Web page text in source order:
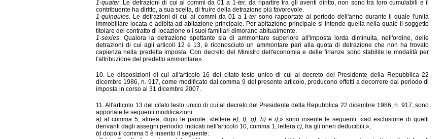
1-quater. Le detrazioni di cui ai commi da 01 a 1-ter, da ripartire tra gli aventi diritto, non sono tra loro cumulabili e il
contribuente ha diritto, a sua scelta, di fruire della detrazione più favorevole.
1-quinquies. Le detrazioni di cui ai commi da 01 a 1-tersono rapportate al periodo dell'anno durante il quale l'unità
immobiliare locata è adibita ad abitazione principale. Per abitazione principale si intende quella nella quale il soggetto
titolare del contratto di locazione o i suoi familiari dimorano abitualmente.
1-sexies. Qualora la detrazione spettante sia di ammontare superiore all'imposta lorda diminuita, nell'ordine, delle
detrazioni di cui agli articoli 12 e 13, è riconosciuto un ammontare pari alla quota di detrazione che non ha trovato
capienza nella predetta imposta. Con decreto del Ministro dell'economia e delle finanze sono stabilite le modalità per
l'attribuzione del predetto ammontare».
10. Le disposizioni di cui all'articolo 16 del citato testo unico di cui al decreto del Presidente della Repubblica 22
dicembre 1986, n. 917, come modificato dal comma 9 del presente articolo, producono effetti a decorrere dal periodo di
imposta in corso al 31 dicembre 2007.
11. All'articolo 13 del citato testo unico di cui al decreto del Presidente della Repubblica 22 dicembre 1986, n. 917, sono
apportate le seguenti modificazioni:
a)al comma 5, alinea, dopo le parole: «letteree), f), g), h)e i),» sono inserite le seguenti: «ad esclusione di quelli
derivanti dagli assegni periodici indicati nell'articolo 10, comma 1, lettera c), fra gli oneri deducibili,»;
b)dopo il comma 5 è inserito il seguente: